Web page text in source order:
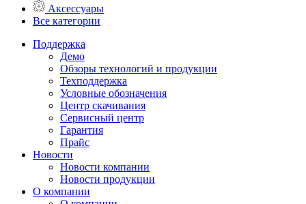
Аксессуары
Все категории
Поддержка
Демо
Обзоры технологий и продукции
Техподдержка
Условные обозначения
Центр скачивания
Сервисный центр
Гарантия
Прайс
Новости
Новости компании
Новости продукции
О компании